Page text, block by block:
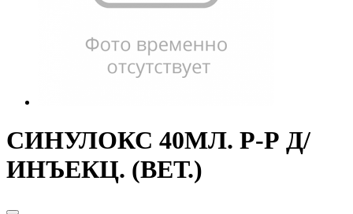
СИНУЛОКС 40МЛ. Р-Р Д/
ИНЪЕКЦ. (ВЕТ.)